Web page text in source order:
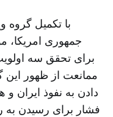
با تکمیل
جمهوری امریکا،
برای تحقق سه
ممانعت از ظهور
دادن به نفوذ ایران
فشار برای رسیدن